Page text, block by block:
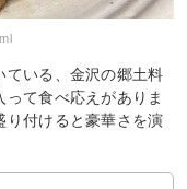
ている、金沢の郷土料
て食べ応えがありま
り付けると豪華さを演